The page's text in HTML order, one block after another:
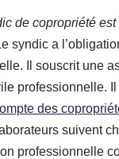
de copropriété
syndic a
Il souscrit une
professionnelle. Il
des
suivent
professionnelle